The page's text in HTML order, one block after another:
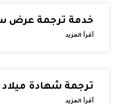
خدمة ترجمة عرض
أقرأ المزيد
ترجمة شهادة
أقرأ المزيد